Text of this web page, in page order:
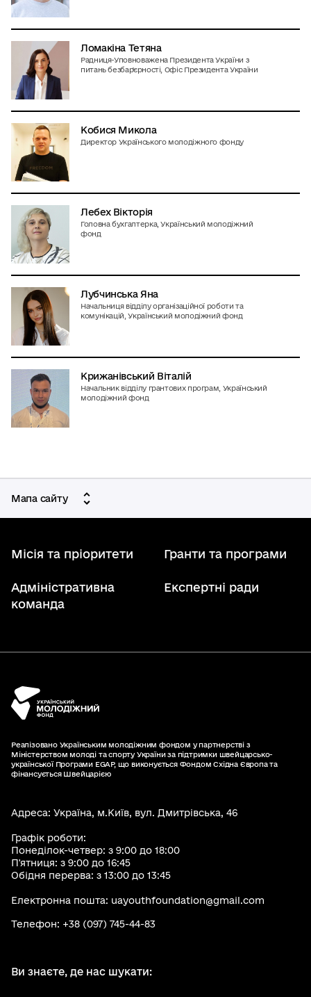
Ломакіна Тетяна
Радниця-Уповноважена Президента України з
питань безбар'єрності, Офіс Президента України
Кобися Микола
Директор Українського молодіжного фонду
Лебех Вікторія
Головна бухгалтерка, Український молодіжний
фонд
Лубчинська Яна
Начальниця відділу організаційної роботи та
комунікацій, Український молодіжний фонд
Крижанівський Віталій
Начальник відділу грантових програм, Український
молодіжний фонд
Мапа сайту
Місія та пріоритети Гранти та програми
Адміністративна
команда
Експертні ради
Реалізовано Українським молодіжним фондом у партнерстві з
Міністерством молоді та спорту України за підтримки швейцарсько-
української Програми EGAP, що виконується Фондом Східна Європа та
фінансується Швейцарією
Адреса: Україна, м.Київ, вул. Дмитрівська, 46
Графік роботи:
Понеділок-четвер: з 9:00 до 18:00
П'ятниця: з 9:00 до 16:45
Обідня перерва: з 13:00 до 13:45
Електронна пошта: uayouthfoundation@gmail.com
Телефон: +38 (097) 745-44-83
Ви знаєте, де нас шукати: